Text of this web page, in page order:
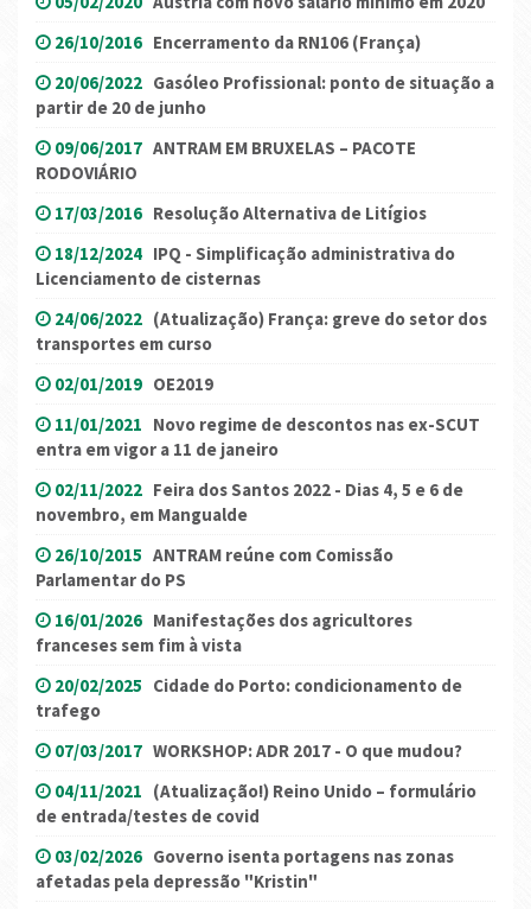
26/10/2016 Encerramento da RN106 (França)
20/06/2022 Gasóleo Profissional: ponto de situação a
partir de 20 de junho
09/06/2017 ANTRAM EM BRUXELAS – PACOTE
RODOVIÁRIO
17/03/2016 Resolução Alternativa de Litígios
18/12/2024 IPQ - Simplificação administrativa do
Licenciamento de cisternas
24/06/2022 (Atualização) França: greve do setor dos
transportes em curso
02/01/2019 OE2019
11/01/2021 Novo regime de descontos nas ex-SCUT
entra em vigor a 11 de janeiro
02/11/2022 Feira dos Santos 2022 - Dias 4, 5 e 6 de
novembro, em Mangualde
26/10/2015 ANTRAM reúne com Comissão
Parlamentar do PS
16/01/2026 Manifestações dos agricultores
franceses sem fim à vista
20/02/2025 Cidade do Porto: condicionamento de
trafego
07/03/2017 WORKSHOP: ADR 2017 - O que mudou?
04/11/2021 (Atualização!) Reino Unido – formulário
de entrada/testes de covid
03/02/2026 Governo isenta portagens nas zonas
afetadas pela depressão "Kristin"